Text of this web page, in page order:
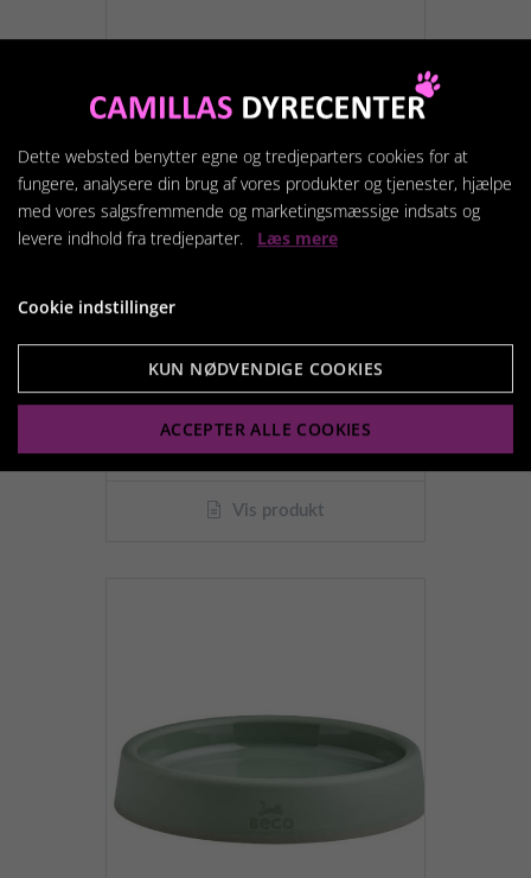
Skåle på bakke 2x 300ml
139,95 kr.
Vis produkt
Dette websted benytter egne og tredjeparters cookies for at
fungere, analysere din brug af vores produkter og tjenester, hjælpe
med vores salgsfremmende og marketingsmæssige indsats og
levere indhold fra tredjeparter. Læs mere
Cookie indstillinger
KUN NØDVENDIGE COOKIES
ACCEPTER ALLE COOKIES